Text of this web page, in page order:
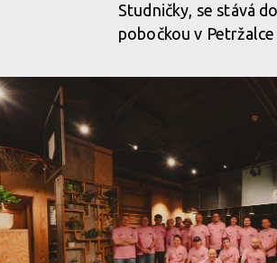
Nová prodejna Velocity Westend posouvá zážitek
Nová prodejna Velocity Westend posouvá zážitek
Nová prodejna Velocity Westend posouvá zážitek z
Nová prodejna Velocity Westend posouvá zážitek
Studničky, se stává
pobočkou v